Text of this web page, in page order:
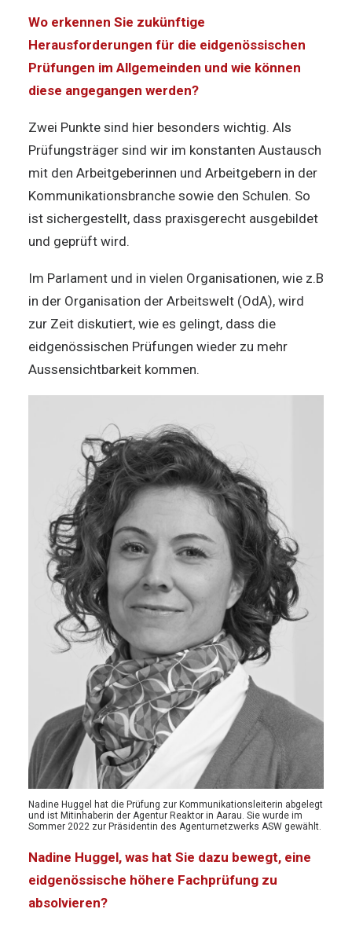
Wo erkennen Sie zukünftige
Herausforderungen für die eidgenössischen
Prüfungen im Allgemeinden und wie können
diese angegangen werden?
Zwei Punkte sind hier besonders wichtig. Als
Prüfungsträger sind wir im konstanten Austausch
mit den Arbeitgeberinnen und Arbeitgebern in der
Kommunikationsbranche sowie den Schulen. So
ist sichergestellt, dass praxisgerecht ausgebildet
und geprüft wird.
Im Parlament und in vielen Organisationen, wie z.B
in der Organisation der Arbeitswelt (OdA), wird
zur Zeit diskutiert, wie es gelingt, dass die
eidgenössischen Prüfungen wieder zu mehr
Aussensichtbarkeit kommen.
Nadine Huggel hat die Prüfung zur Kommunikationsleiterin abgelegt
und ist Mitinhaberin der Agentur Reaktor in Aarau. Sie wurde im
Sommer 2022 zur Präsidentin des Agenturnetzwerks ASW gewählt.
Nadine Huggel, was hat Sie dazu bewegt, eine
eidgenössische höhere Fachprüfung zu
absolvieren?